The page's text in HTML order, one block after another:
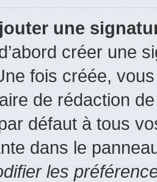
une
créer une
fois créée,
de rédaction
défaut à tous
dans le
les